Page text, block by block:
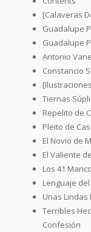
[Calaveras
Guadalupe
Guadalupe
Antonio
Constancio
Tiernas
Repelito de
Pleito de
El Novio de
El Valiente
Los 41
Lenguaje
Unas
Terribles
Confesión